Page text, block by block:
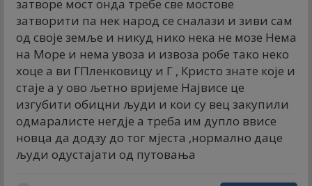
затворе мост онда требе све мостове
затворити па нек народ се сналази и зиви сам
од своје земље и никуд нико нека не мозе Нема
на Море и нема увоза и извоза робе тако неко
хоце а ви ГПленковицу и Г , Кристо знате које и
стаје а у ово љетно вријеме Највисе це
изгубити обицни људи и кои су вец закупили
одмаралисте негдје а треба им дупло ввисе
новца да додзу до тог мјеста ,нормално даце
људи одустајати од путовања